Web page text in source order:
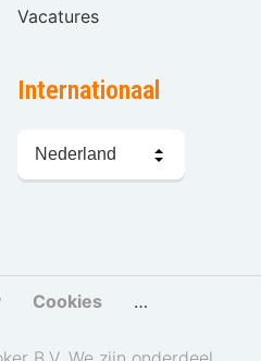
Vacatures
Internationaal
kiezen
Cookies Cookies